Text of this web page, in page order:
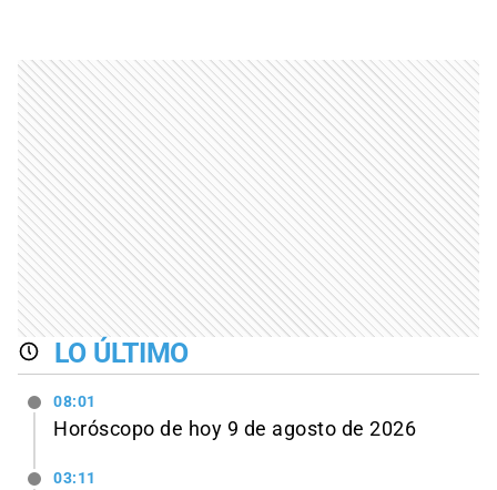
LO ÚLTIMO
08:01
Horóscopo de hoy 9 de agosto de 2026
03:11